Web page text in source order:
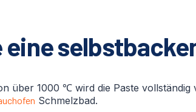
eine
über 1000 ℃ wird die Paste vollständig
Schmelzbad.